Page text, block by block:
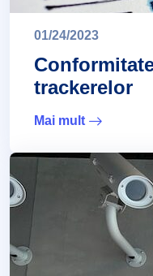
01/24/2023
trackerelor
Mai mult